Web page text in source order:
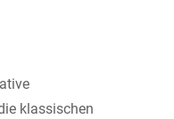
klassischen